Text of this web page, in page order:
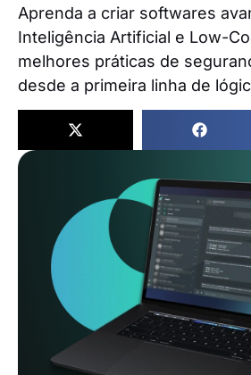
Aprenda a criar softwares
Inteligência Artificial e Low-
melhores práticas de
desde a primeira linha de